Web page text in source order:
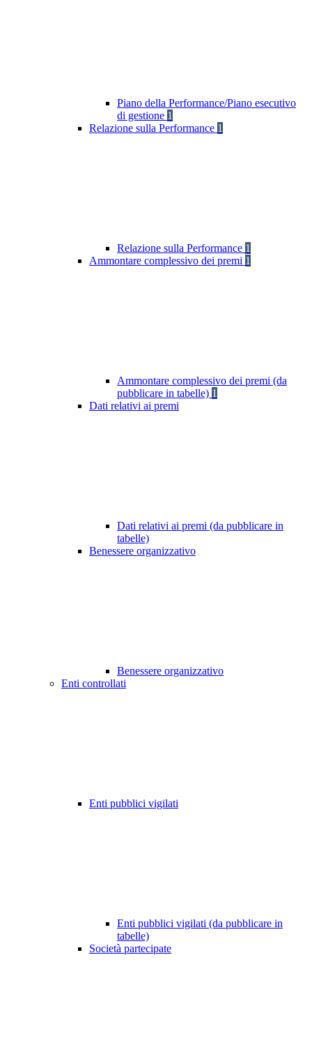
Piano della Performance/Piano esecutivo
di gestione 1
Relazione sulla Performance 1
Relazione sulla Performance 1
Ammontare complessivo dei premi 1
Ammontare complessivo dei premi (da
pubblicare in tabelle) 1
Dati relativi ai premi
Dati relativi ai premi (da pubblicare in
tabelle)
Benessere organizzativo
Benessere organizzativo
Enti controllati
Enti pubblici vigilati
Enti pubblici vigilati (da pubblicare in
tabelle)
Società partecipate